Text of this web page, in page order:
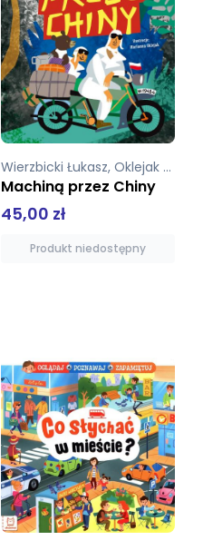
Wierzbicki Łukasz
Afryka Kazika
34,90 zł
Produkt niedostępny